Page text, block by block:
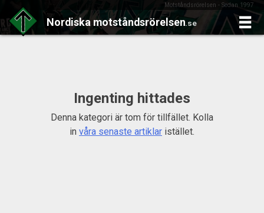
Motståndsrörelsen - Sedan 1997
Nordiska motståndsrörelsen.se
Ingenting hittades
Denna kategori är tom för tillfället. Kolla
in våra senaste artiklar istället.